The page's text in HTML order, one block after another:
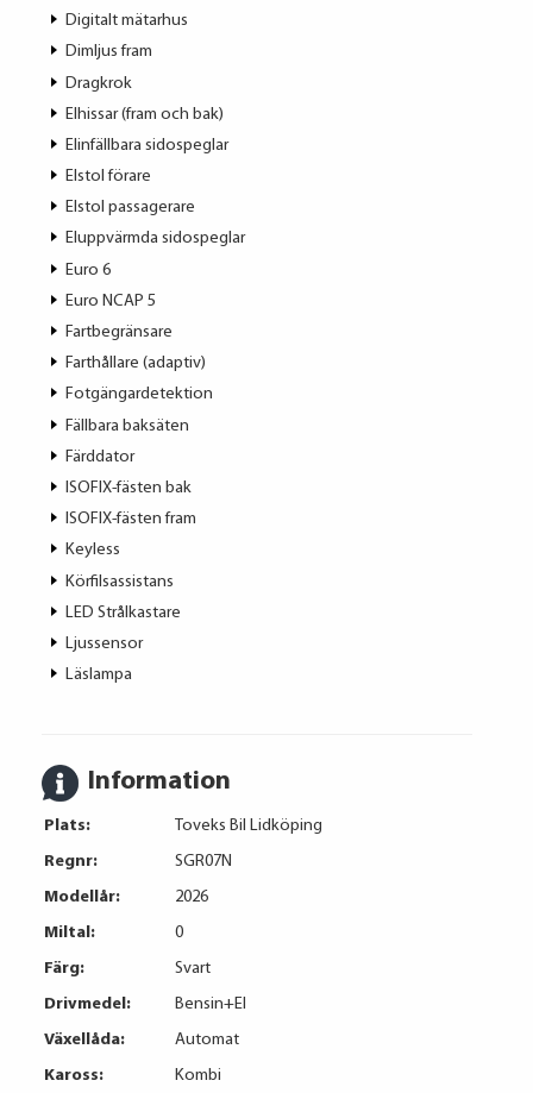
Digitalt mätarhus
Dimljus fram
Dragkrok
Elhissar (fram och bak)
Elinfällbara sidospeglar
Elstol förare
Elstol passagerare
Eluppvärmda sidospeglar
Euro 6
Euro NCAP 5
Fartbegränsare
Farthållare (adaptiv)
Fotgängardetektion
Fällbara baksäten
Färddator
ISOFIX-fästen bak
ISOFIX-fästen fram
Keyless
Körfilsassistans
LED Strålkastare
Ljussensor
Läslampa
Information
Plats:
Toveks Bil Lidköping
Regnr:
SGR07N
Modellår:
2026
Miltal:
0
Färg:
Svart
Drivmedel:
Bensin+El
Växellåda:
Automat
Kaross:
Kombi